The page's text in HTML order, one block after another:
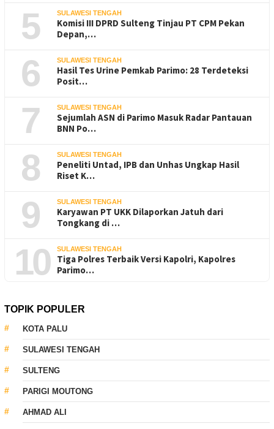
5 SULAWESI TENGAH
Komisi III DPRD Sulteng Tinjau PT CPM Pekan
Depan,…
6 SULAWESI TENGAH
Hasil Tes Urine Pemkab Parimo: 28 Terdeteksi
Posit…
7 SULAWESI TENGAH
Sejumlah ASN di Parimo Masuk Radar Pantauan
BNN Po…
8 SULAWESI TENGAH
Peneliti Untad, IPB dan Unhas Ungkap Hasil
Riset K…
9 SULAWESI TENGAH
Karyawan PT UKK Dilaporkan Jatuh dari
Tongkang di …
10 SULAWESI TENGAH
Tiga Polres Terbaik Versi Kapolri, Kapolres
Parimo…
TOPIK POPULER
KOTA PALU
SULAWESI TENGAH
SULTENG
PARIGI MOUTONG
AHMAD ALI